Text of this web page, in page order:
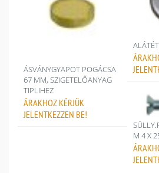
ÁSVÁNYGYAPOT POGÁCSA
67 MM, SZIGETELŐANYAG
TIPLIHEZ
ÁRAKHOZ KÉRJÜK
JELENTKEZZEN BE!
M 4 X